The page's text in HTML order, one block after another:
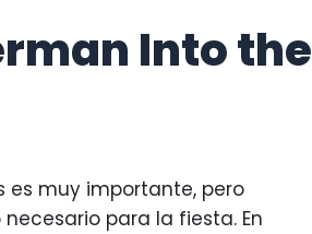
Into the
es muy importante, pero
para la fiesta. En